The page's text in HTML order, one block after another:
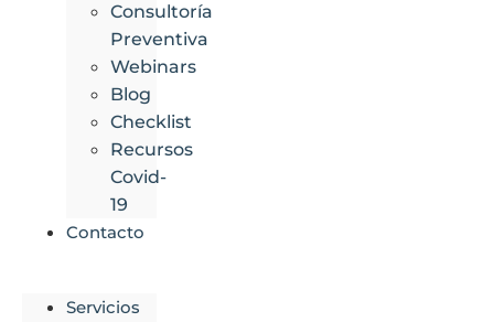
Consultoría
Preventiva
Webinars
Blog
Checklist
Recursos
Covid-
19
Contacto
Servicios